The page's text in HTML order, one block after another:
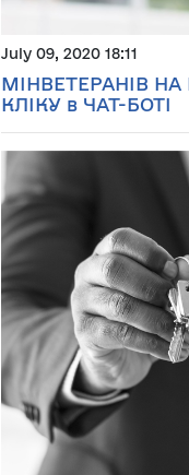
July 09, 2020 18:11
МІНВЕТЕРАНІВ НА
КЛІКУ в ЧАТ-БОТІ